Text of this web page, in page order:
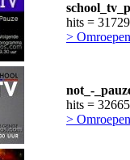
hits = 31729
>
not_-
hits = 32665
>